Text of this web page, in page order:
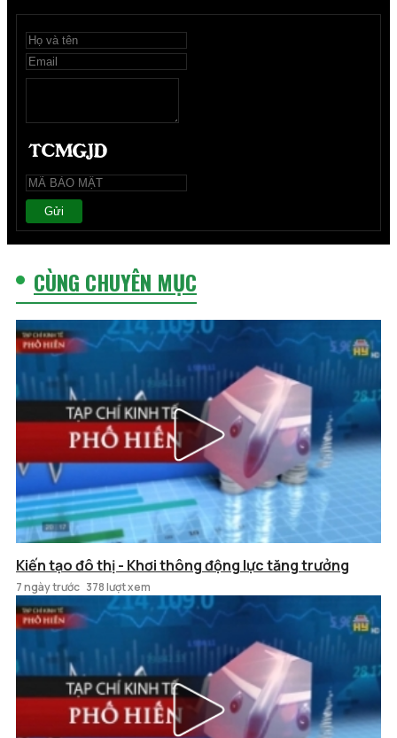
Gửi
CÙNG CHUYÊN MỤC
Kiến tạo đô thị - Khơi thông động lực tăng trưởng
7 ngày trước 378 lượt xem